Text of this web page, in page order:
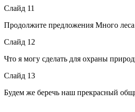
Слайд 11
Продолжите предложения Много
Слайд 12
Что я могу сделать для охраны
Слайд 13
Будем же беречь наш прекрасный